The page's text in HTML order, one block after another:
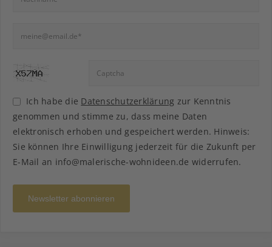
Ich habe die Datenschutzerklärung zur Kenntnis
genommen und stimme zu, dass meine Daten
elektronisch erhoben und gespeichert werden. Hinweis:
Sie können Ihre Einwilligung jederzeit für die Zukunft per
E-Mail an info@malerische-wohnideen.de widerrufen.